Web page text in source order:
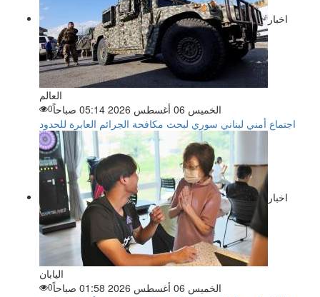
اخبار
العالم
الخميس 06 أغسطس 2026 05:14 صباحاً
0
اجتماع أمني لبناني سوري لبحث مكافحة الجرائم العابرة للحدود
اخبار
اليابان
الخميس 06 أغسطس 2026 01:58 صباحاً
0